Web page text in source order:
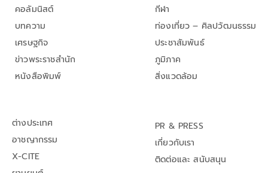
คอลัมนิสต์
บทความ
เศรษฐกิจ
ข่าวพระราชสำนัก
หนังสือพิมพ์
กีฬา
ท่องเที่ยว – ศิลปวัฒนธรรม
ประชาสัมพันธ์
ภูมิภาค
สิ่งแวดล้อม
ต่างประเทศ
อาชญากรรม
X-CITE
PR & PRESS
เกี่ยวกับเรา
ติดต่อและ สนับสนุน